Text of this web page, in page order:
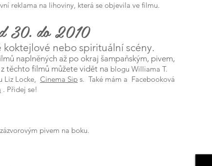
reklama na lihoviny, která se objevila ve filmu.
30. do 2010
koktejlové nebo spirituální scény.
naplněných až po okraj šampaňským, pivem,
těchto filmů můžete vidět na blogu Williama T.
Liz Locke, Cinema Sip s. Také mám a Facebooková
. Přidej se!
pivem na boku.